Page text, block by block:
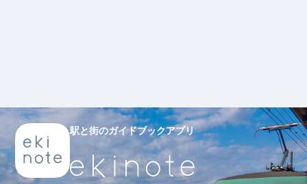
駅と街のガイドブックアプリ